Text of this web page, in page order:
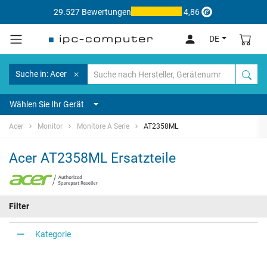
29.527 Bewertungen 4,86
DE
Suche in: Acer
Wählen Sie Ihr Gerät
Acer Monitor Monitore A Serie AT2358ML
Acer AT2358ML Ersatzteile
Filter
Kategorie